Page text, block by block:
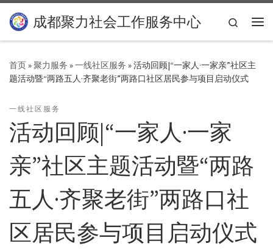
Skip to content
成都聚力社会工作服务中心
Search
首页»聚力服务 »一线社区服务 »活动回顾|“一家人·一家亲”社区主
题活动暨“两路五人·齐聚老街”两路口社区居民参与项目启动仪式
一线社区服务
活动回顾|“一家人·一家
亲”社区主题活动暨“两路
五人·齐聚老街”两路口社
区居民参与项目启动仪式